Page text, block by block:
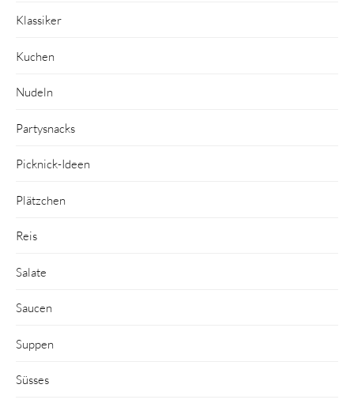
Klassiker
Kuchen
Nudeln
Partysnacks
Picknick-Ideen
Plätzchen
Reis
Salate
Saucen
Suppen
Süsses